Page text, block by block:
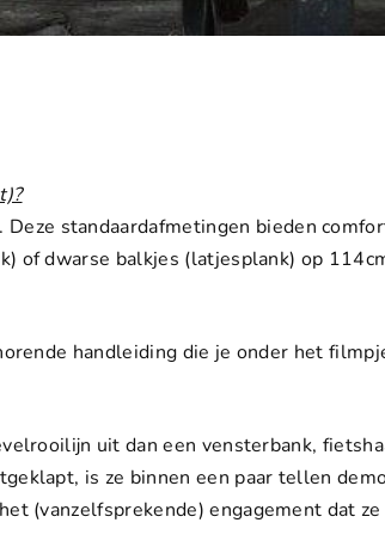
standaardafmetingen bieden
of dwarse balkjes (latjesplank) op
handleiding die je onder het
uit dan een vensterbank,
is ze binnen een paar tellen
(vanzelfsprekende) engagement dat